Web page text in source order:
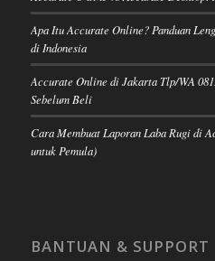
Apa Itu Accurate Online? Panduan
di Indonesia
Accurate Online di Jakarta Tlp/WA
Sebelum Beli
Cara Membuat Laporan Laba Rugi di
untuk Pemula)
BANTUAN & SUPPORT